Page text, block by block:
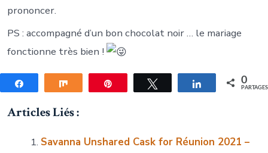
prononcer.
PS : accompagné d’un bon chocolat noir … le mariage
fonctionne très bien !
Partagez Partagez Tweetez Partagez 0
PARTAGES
Articles Liés :
Savanna Unshared Cask for Réunion 2021 –